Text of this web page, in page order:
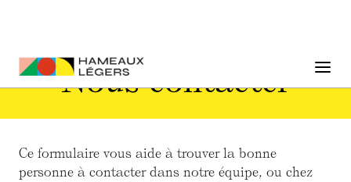
Nous contacter
Ce formulaire vous aide à trouver la bonne
personne à contacter dans notre équipe, ou chez